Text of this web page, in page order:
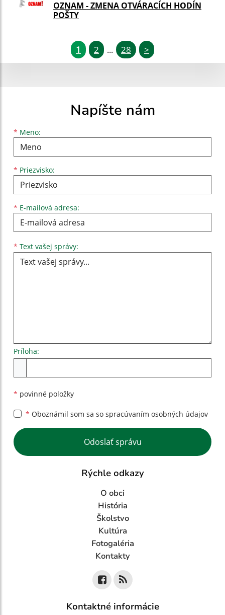
OZNAM - ZMENA OTVÁRACÍCH HODÍN
POŠTY
1 2 ... 28 >
Napíšte nám
* Meno:
Meno
* Priezvisko:
Priezvisko
* E-mailová adresa:
E-mailová adresa
* Text vašej správy:
Príloha:
* povinné položky
* Oboznámil som sa so spracúvaním osobných údajov
Google reCaptcha Response
Odoslať správu
Rýchle odkazy
O obci
História
Školstvo
Kultúra
Fotogaléria
Kontakty
Kontaktné informácie